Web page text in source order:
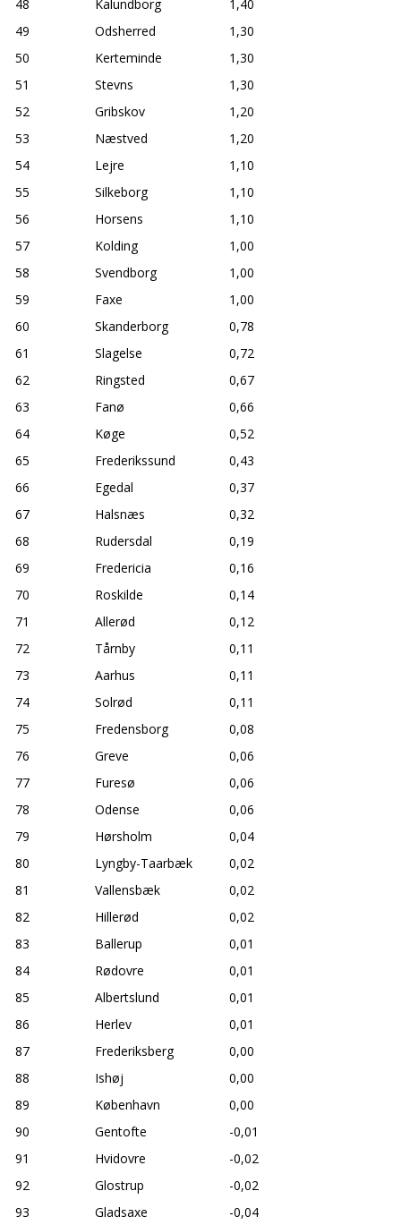
48
Kalundborg
1,40
49
Odsherred
1,30
50
Kerteminde
1,30
51
Stevns
1,30
52
Gribskov
1,20
53
Næstved
1,20
54
Lejre
1,10
55
Silkeborg
1,10
56
Horsens
1,10
57
Kolding
1,00
58
Svendborg
1,00
59
Faxe
1,00
60
Skanderborg
0,78
61
Slagelse
0,72
62
Ringsted
0,67
63
Fanø
0,66
64
Køge
0,52
65
Frederikssund
0,43
66
Egedal
0,37
67
Halsnæs
0,32
68
Rudersdal
0,19
69
Fredericia
0,16
70
Roskilde
0,14
71
Allerød
0,12
72
Tårnby
0,11
73
Aarhus
0,11
74
Solrød
0,11
75
Fredensborg
0,08
76
Greve
0,06
77
Furesø
0,06
78
Odense
0,06
79
Hørsholm
0,04
80
Lyngby-Taarbæk
0,02
81
Vallensbæk
0,02
82
Hillerød
0,02
83
Ballerup
0,01
84
Rødovre
0,01
85
Albertslund
0,01
86
Herlev
0,01
87
Frederiksberg
0,00
88
Ishøj
0,00
89
København
0,00
90
Gentofte
-0,01
91
Hvidovre
-0,02
92
Glostrup
-0,02
93
Gladsaxe
-0,04